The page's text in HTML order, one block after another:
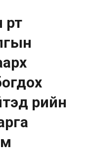
өөрийн